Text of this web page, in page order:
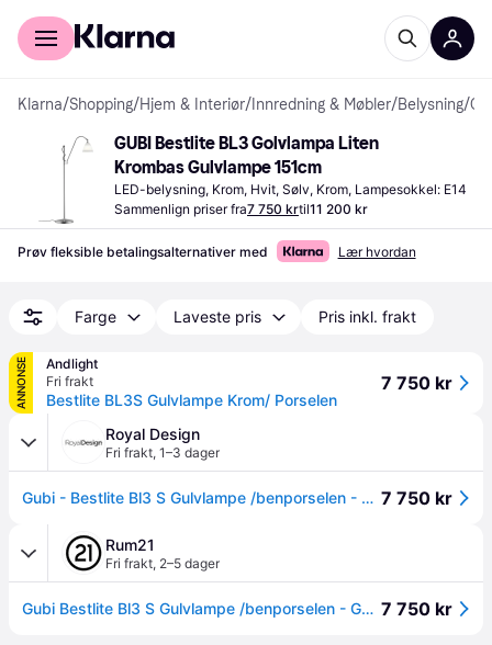
For kunder
Klarna/Shopping/Hjem & Interiør/ Innredning & Møbler/Belysning/
GUBI Bestlite BL3 Golvlampa Liten
Krombas Gulvlampe 151cm
LED-belysning, Krom, Hvit, Sølv, Krom, Lampesokkel: E14
Sammenlign priser fra7 750 krtil11 200 kr
Prøv fleksible betalingsalternativer med Lær hvordan
Farge Laveste pris Pris inkl. frakt
ANNONSE
Andlight
Fri frakt
Bestlite BL3S Gulvlampe Krom/ Porselen
7 750 kr
Royal Design
Fri frakt, 1–3 dager
Gubi - Bestlite Bl3 S Gulvlampe /benporselen - Krom 7 750 kr
Rum21
Fri frakt, 2–5 dager
Gubi Bestlite Bl3 S Gulvlampe /benporselen - Gulvlamper Stål Krom - 10010036 7 750 kr